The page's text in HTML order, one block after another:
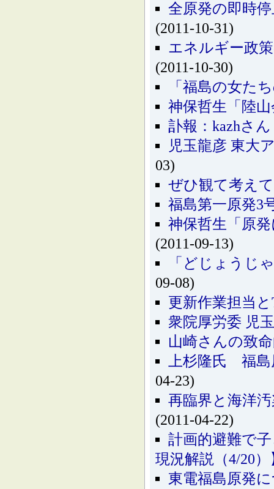
全原発の即時
(2011-10-31)
エネルギー政
(2011-10-30)
「福島の女た
神保哲生「陸
訃報：kazhさん
児玉龍彦 東大
03)
ぜひ観て考え
福島第一原発3
神保哲生「原
(2011-09-13)
「どじょうじ
09-08)
更新作業担当
衆院厚労委 児
山崎さんの致
上杉隆氏 福島
04-23)
再臨界と海洋
(2011-04-22)
計画的避難で
現況解説（4/20）
東電福島原発